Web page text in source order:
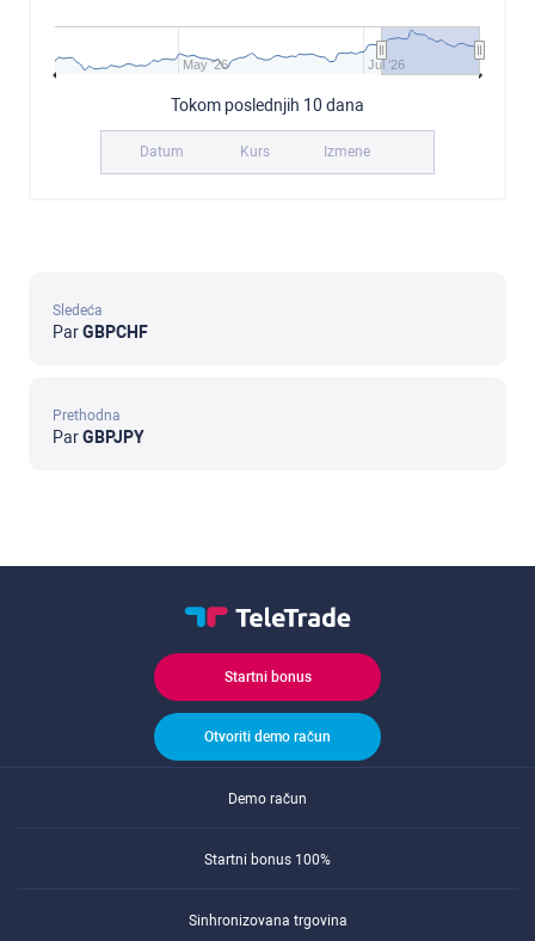
May '26 Jul '26
Tokom poslednjih 10 dana
Datum Kurs Izmene
Sledeća
ParGBPCHF
Prethodna
ParGBPJPY
Startni bonus
Otvoriti demo račun
Demo račun
Startni bonus 100%
Sinhronizovana trgovina